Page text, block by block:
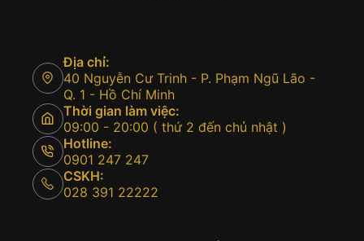
Địa chỉ:
40 Nguyễn Cư Trinh - P. Phạm Ngũ Lão -
Q. 1 - Hồ Chí Minh
Thời gian làm việc:
09:00 - 20:00 ( thứ 2 đến chủ nhật )
Hotline:
0901 247 247
CSKH:
028 391 22222